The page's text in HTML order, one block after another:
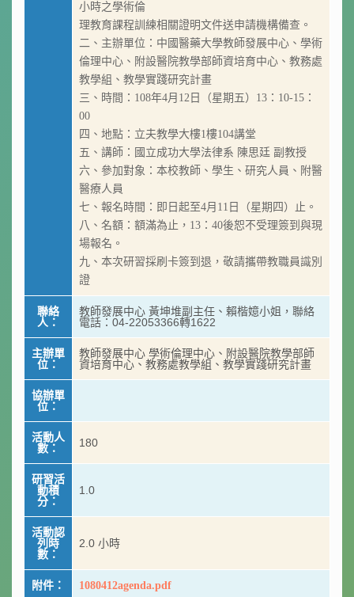
小時之學術倫
理教育課程訓練相關證明文件送申請機構備查。
二、主辦單位：中國醫藥大學教師發展中心、學術
倫理中心、附設醫院教學部師資培育中心、教務處
教學組、教學實踐研究計畫
三、時間：108年4月12日（星期五）13：10-15：
00
四、地點：立夫教學大樓1樓104講堂
五、講師：國立成功大學法律系 陳思廷 副教授
六、參加對象：本校教師、學生、研究人員、附醫
醫療人員
七、報名時間：即日起至4月11日（星期四）止。
八、名額：額滿為止，13：40後恕不受理簽到與現
場報名。
九、本次研習採刷卡簽到退，敬請攜帶教職員識別
證
聯絡
人：
教師發展中心 黃坤堆副主任、賴楷嬑小姐，聯絡
電話：04-22053366轉1622
主辦單
位：
教師發展中心 學術倫理中心、附設醫院教學部師
資培育中心、教務處教學組、教學實踐研究計畫
協辦單
位：
活動人
數：
180
研習活
動積
分：
1.0
活動認
列時
數：
2.0 小時
附件： 1080412agenda.pdf